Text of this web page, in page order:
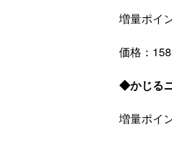
増量ポイ
価格：
◆かじる
増量ポイ